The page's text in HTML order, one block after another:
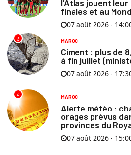
l’Atlas jouent
finales et au
07 août 2026 -
3 MAROC
Ciment : plus de
à fin juillet
07 août 2026 -
4 MAROC
Alerte météo :
orages prévus
provinces du
07 août 2026 -